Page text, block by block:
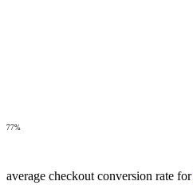
77%
average checkout conversion rate for